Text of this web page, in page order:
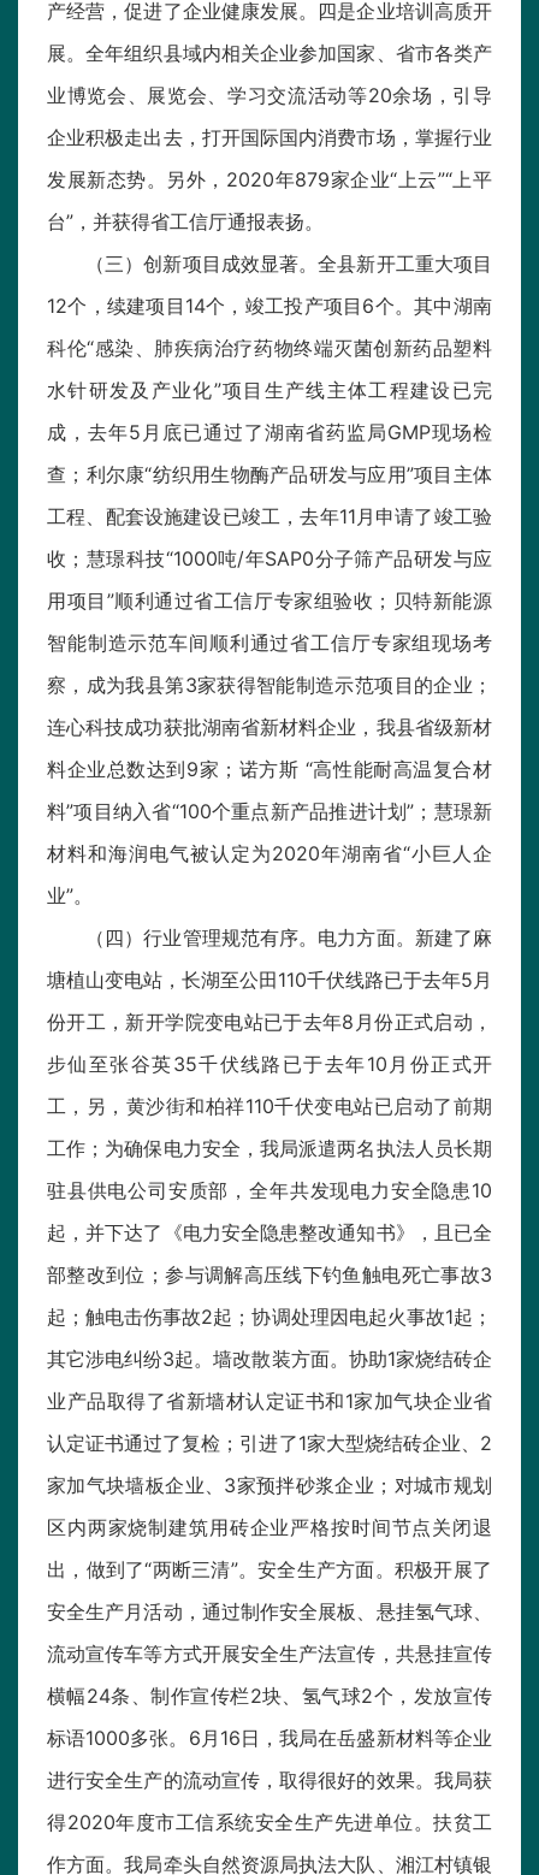
产经营，促进了企业健康发展。四是企业培训高质开
展。全年组织县域内相关企业参加国家、省市各类产
业博览会、展览会、学习交流活动等20余场，引导
企业积极走出去，打开国际国内消费市场，掌握行业
发展新态势。另外，2020年879家企业“上云”“上平
台”，并获得省工信厅通报表扬。
（三）创新项目成效显著。全县新开工重大项目
12个，续建项目14个，竣工投产项目6个。其中湖南
科伦“感染、肺疾病治疗药物终端灭菌创新药品塑料
水针研发及产业化”项目生产线主体工程建设已完
成，去年5月底已通过了湖南省药监局GMP现场检
查；利尔康“纺织用生物酶产品研发与应用”项目主体
工程、配套设施建设已竣工，去年11月申请了竣工验
收；慧璟科技“1000吨/年SAP0分子筛产品研发与应
用项目”顺利通过省工信厅专家组验收；贝特新能源
智能制造示范车间顺利通过省工信厅专家组现场考
察，成为我县第3家获得智能制造示范项目的企业；
连心科技成功获批湖南省新材料企业，我县省级新材
料企业总数达到9家；诺方斯 “高性能耐高温复合材
料”项目纳入省“100个重点新产品推进计划”；慧璟新
材料和海润电气被认定为2020年湖南省“小巨人企
业”。
（四）行业管理规范有序。电力方面。新建了麻
塘植山变电站，长湖至公田110千伏线路已于去年5月
份开工，新开学院变电站已于去年8月份正式启动，
步仙至张谷英35千伏线路已于去年10月份正式开
工，另，黄沙街和柏祥110千伏变电站已启动了前期
工作；为确保电力安全，我局派遣两名执法人员长期
驻县供电公司安质部，全年共发现电力安全隐患10
起，并下达了《电力安全隐患整改通知书》，且已全
部整改到位；参与调解高压线下钓鱼触电死亡事故3
起；触电击伤事故2起；协调处理因电起火事故1起；
其它涉电纠纷3起。墙改散装方面。协助1家烧结砖企
业产品取得了省新墙材认定证书和1家加气块企业省
认定证书通过了复检；引进了1家大型烧结砖企业、2
家加气块墙板企业、3家预拌砂浆企业；对城市规划
区内两家烧制建筑用砖企业严格按时间节点关闭退
出，做到了“两断三清”。安全生产方面。积极开展了
安全生产月活动，通过制作安全展板、悬挂氢气球、
流动宣传车等方式开展安全生产法宣传，共悬挂宣传
横幅24条、制作宣传栏2块、氢气球2个，发放宣传
标语1000多张。6月16日，我局在岳盛新材料等企业
进行安全生产的流动宣传，取得很好的效果。我局获
得2020年度市工信系统安全生产先进单位。扶贫工
作方面。我局牵头自然资源局执法大队、湘江村镇银